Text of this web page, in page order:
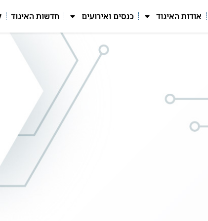
אודות האיגוד כנסים ואירועים חדשות האיגוד